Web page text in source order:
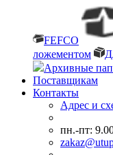
FEFCO
ложементом
Архивные
Поставщикам
Контакты
Адрес и
пн.-пт: